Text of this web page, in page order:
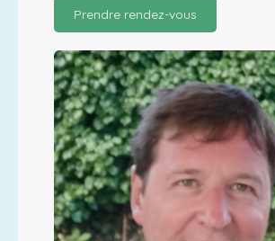
Prendre rendez-vous